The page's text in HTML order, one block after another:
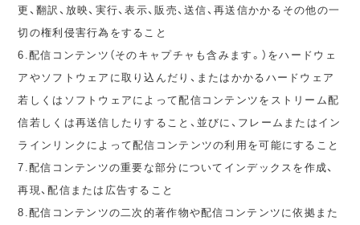
更、翻訳、放映、実行、表示、販売、送信、再送信かかるその他の一
切の権利侵害行為をすること
6.配信コンテンツ（そのキャプチャも含みます。）をハードウェ
アやソフトウェアに取り込んだり、またはかかるハードウェア
若しくはソフトウェアによって配信コンテンツをストリーム配
信若しくは再送信したりすること、並びに、フレームまたはイン
ラインリンクによって配信コンテンツの利用を可能にすること
7.配信コンテンツの重要な部分についてインデックスを作成、
再現、配信または広告すること
8.配信コンテンツの二次的著作物や配信コンテンツに依拠また